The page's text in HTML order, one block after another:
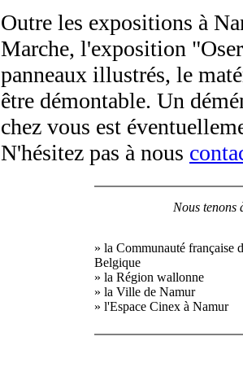
Outre les expositions à
Marche, l'exposition
panneaux illustrés, le
être démontable. Un
chez vous est
N'hésitez pas à nous
Nous tenons
» la Communauté française
Belgique
» la Région wallonne
» la Ville de Namur
» l'Espace Cinex à Namur